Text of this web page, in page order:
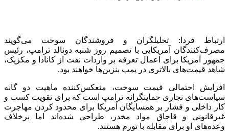
ارتباط فردا: تحلیلگران و فروشندگان سوخت می‌گویند
مصرف‌کنندگان آمریکایی با تصمیم روز شنبه دونالد ترامپ، رئیس
جمهور آمریکا برای اعمال تعرفه بر واردات نفت از کانادا و مکزیک،
شاهد قیمت‌های بالاتری در پمپ بنزین‌ها خواهند بود.
افزایش احتمالی قیمت سوخت، منعکس‌کننده ماهیت دو گانه
سیاست‌های تجاری حمایتگرانه ترامپ است که برای تقویت کسب و
کار داخلی و فشار بر همسایگان آمریکا برای محدود کردن مهاجرت
غیرقانونی و قاچاق مواد مخدر، طراحی شده‌اند اما برخلاف
وعده‌های او برای مقابله با تورم هستند.